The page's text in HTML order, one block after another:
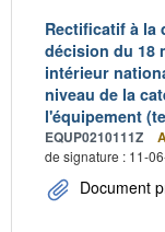
Rectificatif à la
décision du 18
intérieur
niveau de la
l'équipement
EQUP0210111Z
de signature : 11-
Document